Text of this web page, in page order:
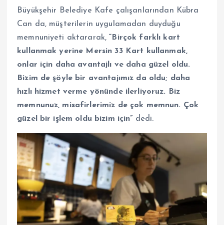
Büyükşehir Belediye Kafe çalışanlarından Kübra
Can da, müşterilerin uygulamadan duyduğu
memnuniyeti aktararak,“Birçok farklı kart
kullanmak yerine Mersin 33 Kart kullanmak,
onlar için daha avantajlı ve daha güzel oldu.
Bizim de şöyle bir avantajımız da oldu; daha
hızlı hizmet verme yönünde ilerliyoruz. Biz
memnunuz, misafirlerimiz de çok memnun. Çok
güzel bir işlem oldu bizim için” dedi.